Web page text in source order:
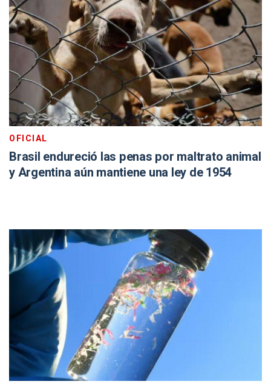
OFICIAL
Brasil endureció las penas por maltrato animal
y Argentina aún mantiene una ley de 1954